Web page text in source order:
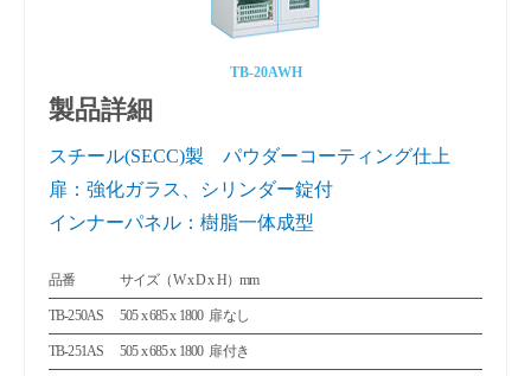
TB-20AWH
製品詳細
スチール(SECC)製 パウダーコーティング仕上
扉：強化ガラス、シリンダー錠付
インナーパネル：樹脂一体成型
品番 サイズ（W x D x H）mm
TB-250AS 505 x 685 x 1800 扉なし
TB-251AS 505 x 685 x 1800 扉付き